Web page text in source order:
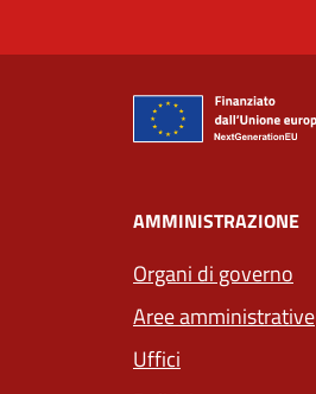
AMMINISTRAZIONE
Organi di governo
Aree amministrative
Uffici